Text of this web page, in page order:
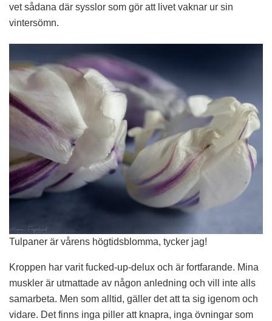
vet sådana där sysslor som gör att livet vaknar ur sin
vintersömn.
Tulpaner är vårens högtidsblomma, tycker jag!
Kroppen har varit fucked-up-delux och är fortfarande. Mina
muskler är utmattade av någon anledning och vill inte alls
samarbeta. Men som alltid, gäller det att ta sig igenom och
vidare. Det finns inga piller att knapra, inga övningar som